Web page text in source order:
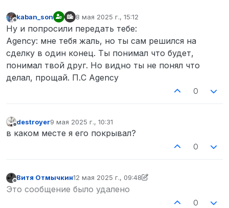
Не в сети
kaban_son 8 мая 2025 г., 15:12
отредактировано
Ну и попросили передать тебе:
Agency: мне тебя жаль, но ты сам решился на
сделку в один конец. Ты понимал что будет,
понимал твой друг. Но видно ты не понял что
делал, прощай. П.С Agency
0
destroyer9 мая 2025 г., 10:31
отредактировано
в каком месте я его покрывал?
0
Не в сети
Витя Отмычкин12 мая 2025 г., 09:48
отредактировано Витя Отмычкин
Это сообщение было удалено
0